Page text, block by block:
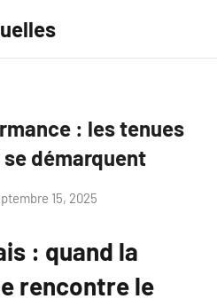
: les tenues
démarquent
15, 2025
: quand la
rencontre le